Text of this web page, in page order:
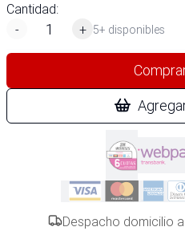
Cantidad:
-
+ 5+ disponibles
Despacho domicilio a